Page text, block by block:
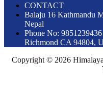
CONTACT
Balaju 16 Kathmandu
Nepal
Phone No:
Richmond CA 94804,
Copyright © 2026